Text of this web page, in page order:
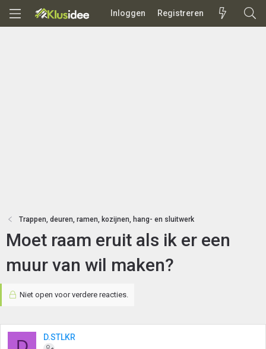
Inloggen Registreren
Trappen, deuren, ramen, kozijnen, hang- en sluitwerk
Moet raam eruit als ik er een
muur van wil maken?
Niet open voor verdere reacties.
D.STLKR